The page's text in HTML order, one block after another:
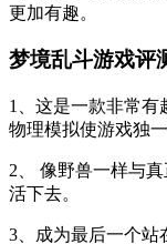
更加有趣。
梦境乱斗游戏评
1、这是一款非常
物理模拟使游戏独一
2、 像野兽一样与
活下去。
3、成为最后一个站